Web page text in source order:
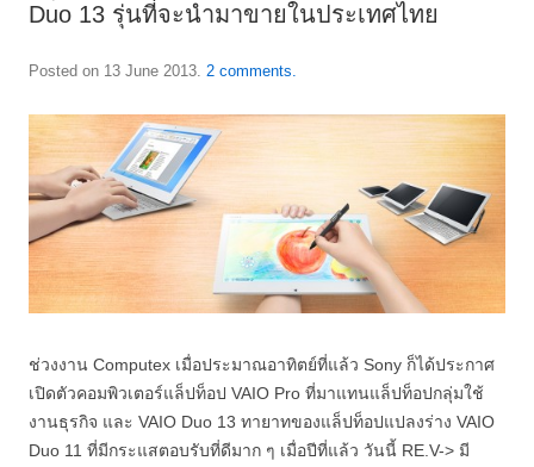
Duo 13 รุ่นที่จะนำมาขายในประเทศไทย
Posted on 13 June 2013. 2 comments.
ช่วงงาน Computex เมื่อประมาณอาทิตย์ที่แล้ว Sony ก็ได้ประกาศ
เปิดตัวคอมพิวเตอร์แล็ปท็อป VAIO Pro ที่มาแทนแล็ปท็อปกลุ่มใช้
งานธุรกิจ และ VAIO Duo 13 ทายาทของแล็ปท็อปแปลงร่าง VAIO
Duo 11 ที่มีกระแสตอบรับที่ดีมาก ๆ เมื่อปีที่แล้ว วันนี้ RE.V-> มี